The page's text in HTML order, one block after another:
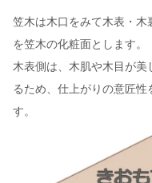
笠木は木口をみて木表・木
を笠木の化粧面とします。
木表側は、木肌や木目が美
るため、仕上がりの意匠
す。